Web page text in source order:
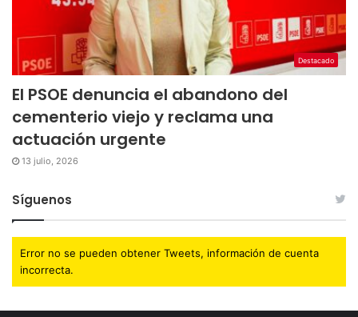
Destacado
El PSOE denuncia el abandono del
cementerio viejo y reclama una
actuación urgente
13 julio, 2026
Síguenos
Error no se pueden obtener Tweets, información de cuenta
incorrecta.